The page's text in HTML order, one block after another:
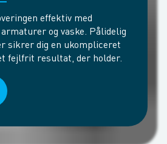
effektiv med
og vaske. Pålidelig
sikrer dig en ukompliceret
fejlfrit resultat, der holder.